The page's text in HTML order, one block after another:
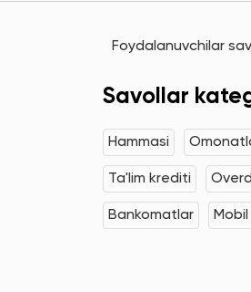
Foydalanuvchilar
Savollar
Hammasi
Ta'lim krediti
Bankomatlar